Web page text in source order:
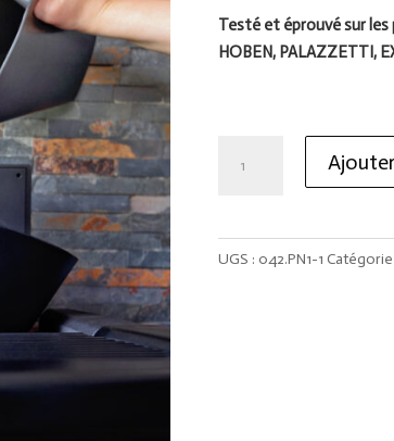
Testé et éprouvé sur les
HOBEN, PALAZZETTI,
POUR
UGS : 042.PN1-1 Catégorie